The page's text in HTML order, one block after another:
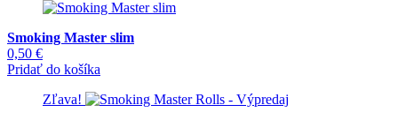
Smoking Master slim
0,50 €
Pridať do košíka
Zľava!